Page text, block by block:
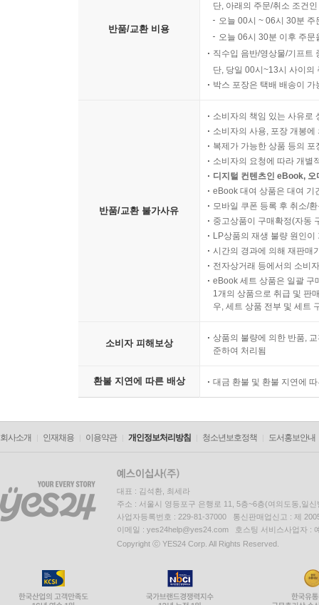
반품/교환 비용
단, 아래의 주문/취소 조건
오늘 00시 ~ 06시 30분
오늘 06시 30분 이후 주
직수입 음반/영상물/기프트
단, 당일 00시~13시 사이의
박스 포장은 택배 배송이
반품/교환 불가사유
소비자의 책임 있는 사유로
소비자의 사용, 포장 개봉
복제가 가능한 상품 등의
소비자의 요청에 따라 개별
디지털 컨텐츠인 eBook,
eBook 대여 상품은 대여 기
모바일 쿠폰 등록 후 취소/
중고상품이 구매확정(자동
LP상품의 재생 불량 원인
시간의 경과에 의해 재판매
전자상거래 등에서의 소비
eBook 세트 상품은 일괄 구
1개의 상품으로 취급 및 판
우, 세트 상품 전부 및 세트
소비자 피해보상
상품의 불량에 의한 반품,
준하여 처리됨
환불 지연에 따른 배상 대금 환불 및 환불 지연에
회사소개 인재채용 이용약관 개인정보처리방침 청소년보호정책 도서홍보안내
대표 : 김석환, 최세라
주소 : 서울시 영등포구 은행로 11, 5층~6층(여의도동,일신
사업자등록번호 : 229-81-37000 통신판매업신고 : 제
이메일 : yes24help@yes24.com 호스팅 서비스사업자 :
Copyright ⓒ YES24 Corp. All Rights Reserved.